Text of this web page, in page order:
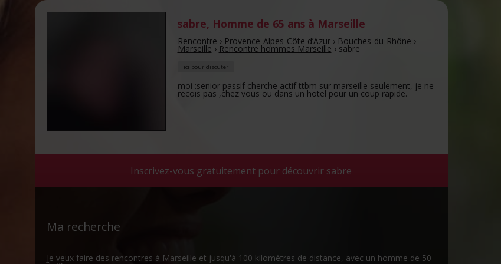
sabre, Homme de 65 ansà Marseille
Rencontre › Provence-Alpes-Côte d’Azur› Bouches-du-Rhône ›
Marseille› Rencontre hommes Marseille ›sabre
ici pour discuter
moi :senior passif cherche actif ttbm sur marseille seulement, je ne
recois pas ,chez vous ou dans un hotel pour un coup rapide.
Inscrivez-vous gratuitement pour découvrir sabre
Ma recherche
Je veux faire des rencontres à Marseille et jusqu'à 100 kilomètres de distance, avec un homme de 50